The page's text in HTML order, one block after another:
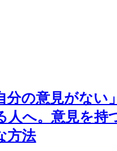
分の意見がない
人へ。意見を持
方法